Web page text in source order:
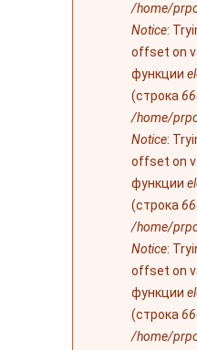
/home/
Notice:
offset on
функции
(строка
/home/
Notice:
offset on
функции
(строка
/home/
Notice:
offset on
функции
(строка
/home/